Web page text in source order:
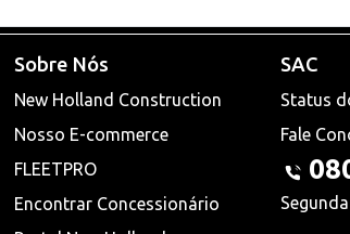
Sobre Nós
New Holland Construction
Nosso E-commerce
FLEETPRO
Encontrar Concessionário
SAC
Status
Fale